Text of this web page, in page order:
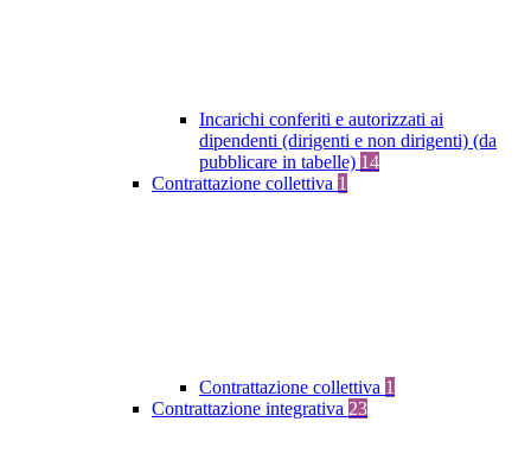
Incarichi conferiti e autorizzati ai
dipendenti (dirigenti e non dirigenti) (da
pubblicare in tabelle) 14
Contrattazione collettiva 1
Contrattazione collettiva 1
Contrattazione integrativa 23